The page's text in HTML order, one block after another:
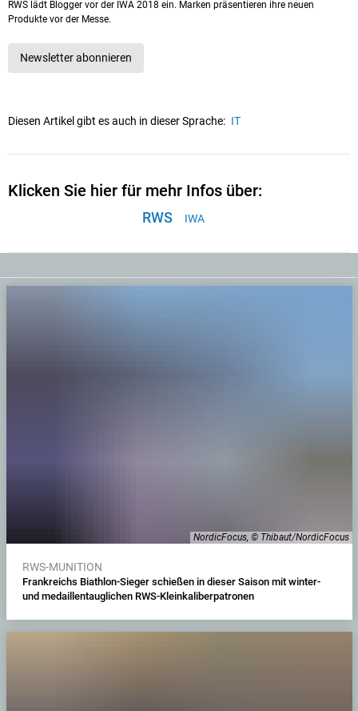
RWS lädt Blogger vor der IWA 2018 ein. Marken präsentieren ihre neuen
Produkte vor der Messe.
Newsletter abonnieren
Diesen Artikel gibt es auch in dieser Sprache: IT
Klicken Sie hier für mehr Infos über:
RWS IWA
NordicFocus, © Thibaut/NordicFocus
RWS-MUNITION
Frankreichs Biathlon-Sieger schießen in dieser Saison mit winter-
und medaillentauglichen RWS-Kleinkaliberpatronen